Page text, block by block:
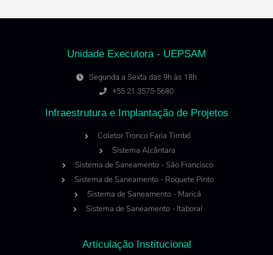
Unidade Executora - UEPSAM
Segunda a Sexta das 9h às 18h
+55 21 3575-5680
Infraestrutura e Implantação de Projetos
Coletor Tronco Faria Timbó
Sistema Alcântara
Sistema de Saneamento - São Francisco
Sistema de Saneamento - Roquete Pinto
Sistema de Saneamento - Maricá
Sistema de Saneamento - Itaboraí
Articulação Institucional